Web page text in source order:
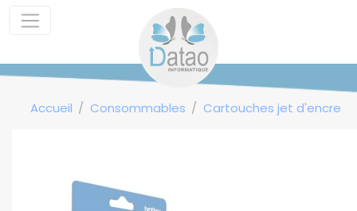
Accueil Consommables Cartouches jet d'encre
Panneau de gestion des cookies